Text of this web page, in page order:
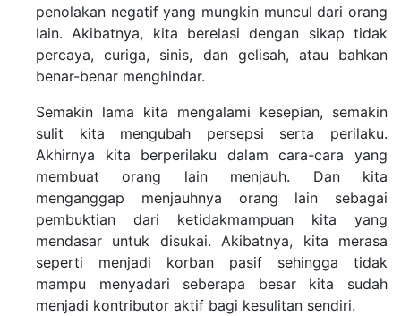
penolakan negatif yang mungkin muncul dari orang
lain. Akibatnya, kita berelasi dengan sikap tidak
percaya, curiga, sinis, dan gelisah, atau bahkan
benar-benar menghindar.
Semakin lama kita mengalami kesepian, semakin
sulit kita mengubah persepsi serta perilaku.
Akhirnya kita berperilaku dalam cara-cara yang
membuat orang lain menjauh. Dan kita
menganggap menjauhnya orang lain sebagai
pembuktian dari ketidakmampuan kita yang
mendasar untuk disukai. Akibatnya, kita merasa
seperti menjadi korban pasif sehingga tidak
mampu menyadari seberapa besar kita sudah
menjadi kontributor aktif bagi kesulitan sendiri.